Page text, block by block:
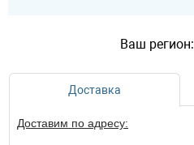
Ваш регион:
Доставка
Доставим по адресу: